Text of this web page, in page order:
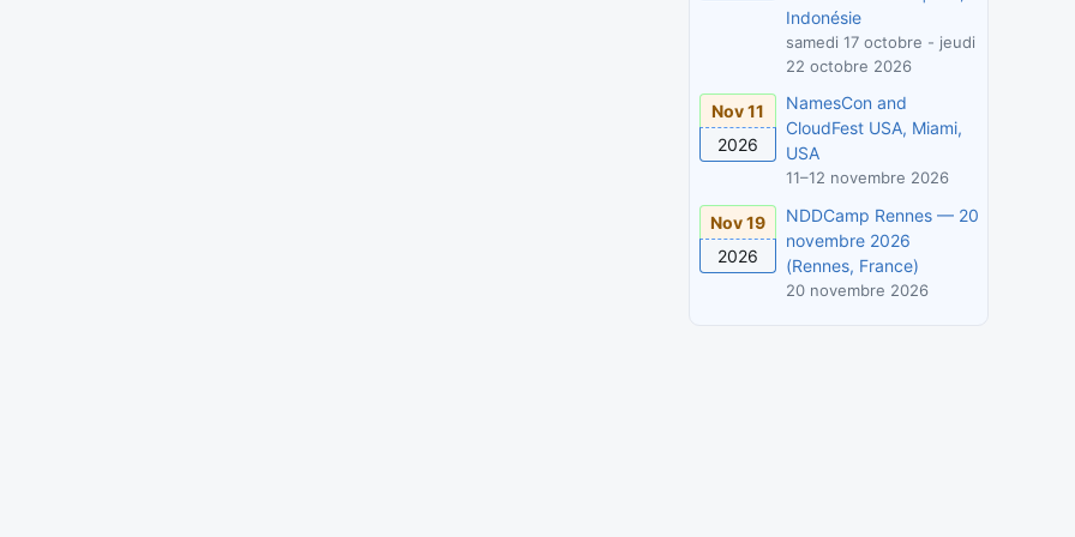
Indonésie
samedi 17 octobre - jeudi
22 octobre 2026
Nov 11
2026
NamesCon and
CloudFest USA, Miami,
USA
11–12 novembre 2026
Nov 19
2026
NDDCamp Rennes — 20
novembre 2026
(Rennes, France)
20 novembre 2026